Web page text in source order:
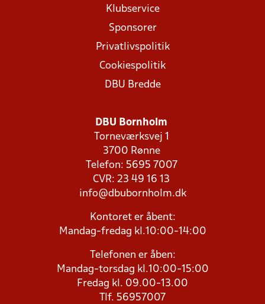
Klubservice
Sponsorer
Privatlivspolitik
Cookiespolitik
DBU Bredde
DBU Bornholm
Torneværksvej 1
3700 Rønne
Telefon: 5695 7007
CVR: 23 49 16 13
info@dbubornholm.dk
Kontoret er åbent:
Mandag-fredag kl.10:00-14:00
Telefonen er åben:
Mandag-torsdag kl.10:00-15:00
Fredag kl. 09.00-13.00
Tlf. 56957007